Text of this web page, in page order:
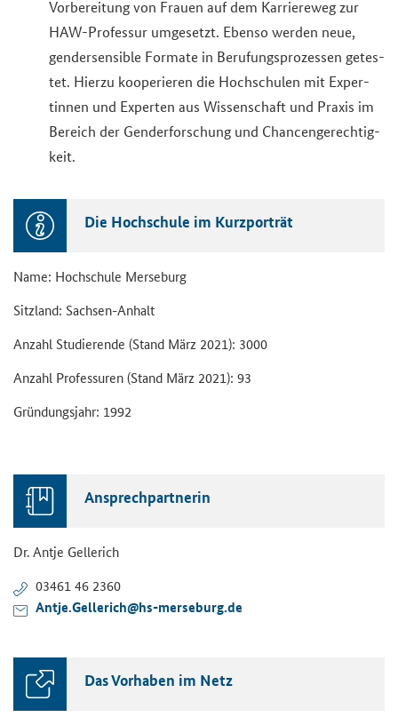
Vor­be­rei­tung von Frau­en auf dem Kar­rie­re­weg zur
HAW-​Professur um­ge­setzt. Eben­so wer­den neue,
gen­der­sen­si­ble For­ma­te in Be­ru­fungs­pro­zes­sen ge­tes­
tet. Hier­zu ko­ope­rie­ren die Hoch­schu­len mit Ex­per­
tin­nen und Ex­per­ten aus Wis­sen­schaft und Pra­xis im
Be­reich der Gen­der­for­schung und Chan­cen­ge­rech­tig­
keit.
Die Hoch­schu­le im Kurz­por­trät
Name: Hoch­schu­le Mer­se­burg
Sitz­land: Sachsen-​Anhalt
An­zahl Stu­die­ren­de (Stand März 2021): 3000
An­zahl Pro­fes­su­ren (Stand März 2021): 93
Grün­dungs­jahr: 1992
An­sprech­part­ne­rin
Dr. Antje Gel­le­rich
03461 46 2360
Antje.Gel­le­rich@hs-​merseburg.de
Das Vor­ha­ben im Netz